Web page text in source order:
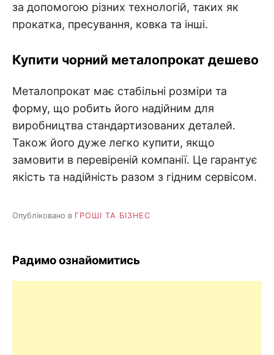
за допомогою різних технологій, таких як
прокатка, пресування, ковка та інші.
Купити чорний металопрокат дешево
Металопрокат має стабільні розміри та
форму, що робить його надійним для
виробництва стандартизованих деталей.
Також його дуже легко купити, якщо
замовити в перевіреній компанії. Це гарантує
якість та надійність разом з гідним сервісом.
Опубліковано в ГРОШІ ТА БІЗНЕС
Радимо ознайомитись